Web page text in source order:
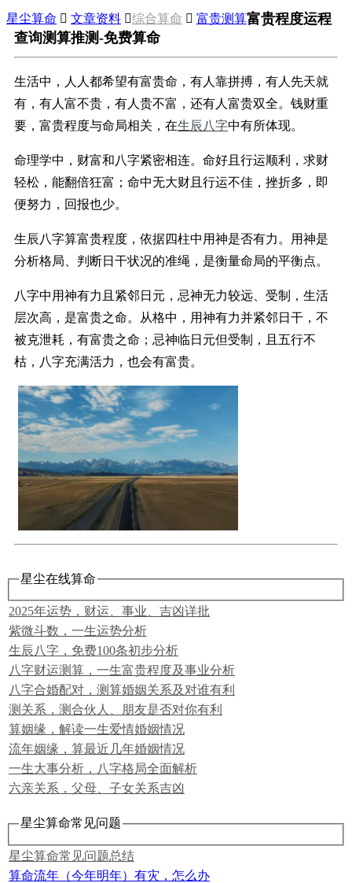
星尘算命  文章资料 综合算命  富贵测算富贵程度运程
查询测算推测-免费算命
生活中，人人都希望有富贵命，有人靠拼搏，有人先天就
有，有人富不贵，有人贵不富，还有人富贵双全。钱财重
要，富贵程度与命局相关，在生辰八字中有所体现。
命理学中，财富和八字紧密相连。命好且行运顺利，求财
轻松，能翻倍狂富；命中无大财且行运不佳，挫折多，即
便努力，回报也少。
生辰八字算富贵程度，依据四柱中用神是否有力。用神是
分析格局、判断日干状况的准绳，是衡量命局的平衡点。
八字中用神有力且紧邻日元，忌神无力较远、受制，生活
层次高，是富贵之命。从格中，用神有力并紧邻日干，不
被克泄耗，有富贵之命；忌神临日元但受制，且五行不
枯，八字充满活力，也会有富贵。
星尘在线算命
2025年运势，财运、事业、吉凶详批
紫微斗数，一生运势分析
生辰八字，免费100条初步分析
八字财运测算，一生富贵程度及事业分析
八字合婚配对，测算婚姻关系及对谁有利
测关系，测合伙人、朋友是否对你有利
算姻缘，解读一生爱情婚姻情况
流年姻缘，算最近几年婚姻情况
一生大事分析，八字格局全面解析
六亲关系，父母、子女关系吉凶
星尘算命常见问题
星尘算命常见问题总结
算命流年（今年明年）有灾，怎么办